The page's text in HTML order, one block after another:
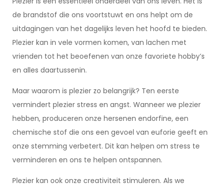
de brandstof die ons voortstuwt en ons helpt om de
uitdagingen van het dagelijks leven het hoofd te bieden.
Plezier kan in vele vormen komen, van lachen met
vrienden tot het beoefenen van onze favoriete hobby’s
en alles daartussenin.
Maar waarom is plezier zo belangrijk? Ten eerste
vermindert plezier stress en angst. Wanneer we plezier
hebben, produceren onze hersenen endorfine, een
chemische stof die ons een gevoel van euforie geeft en
onze stemming verbetert. Dit kan helpen om stress te
verminderen en ons te helpen ontspannen.
Plezier kan ook onze creativiteit stimuleren. Als we